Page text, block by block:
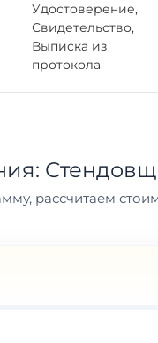
Удостоверение,
Свидетельство,
Выписка из
протокола
рассчитаем